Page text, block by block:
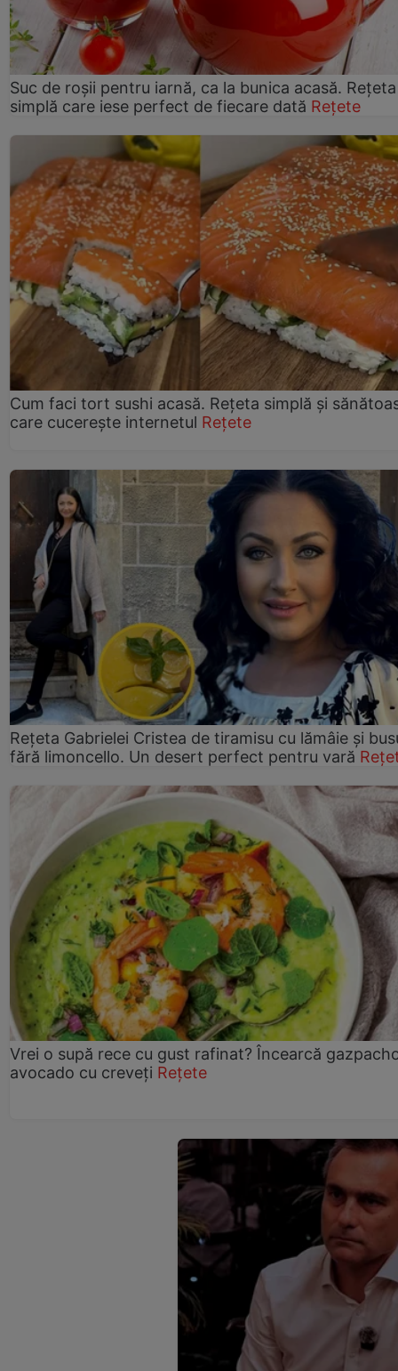
Suc de roșii pentru iarnă, ca la bunica acasă. Rețeta
simplă care iese perfect de fiecare dată Rețete
Cum faci tort sushi acasă. Rețeta simplă și
care cucerește internetul Rețete
Rețeta Gabrielei Cristea de tiramisu cu lămâie și
fără limoncello. Un desert perfect pentru vară
Vrei o supă rece cu gust rafinat? Încearcă
avocado cu creveți Rețete